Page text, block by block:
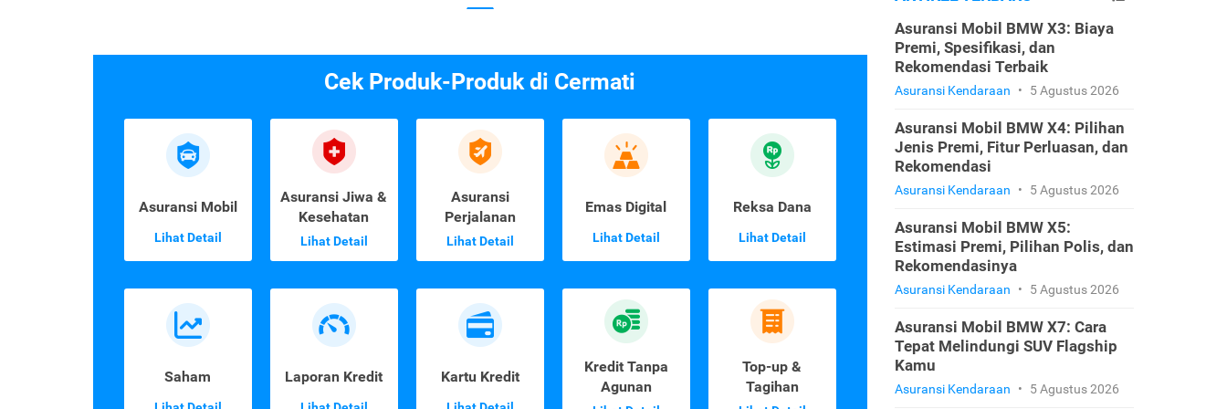
Cek Produk-Produk di Cermati
Asuransi Mobil
Lihat Detail
Asuransi Jiwa &
Kesehatan
Lihat Detail
Asuransi
Perjalanan
Lihat Detail
Emas Digital
Lihat Detail
Reksa Dana
Lihat Detail
Saham Laporan Kredit Kartu Kredit
Kredit Tanpa
Agunan
Top-up &
Tagihan
Asuransi Mobil BMW X3: Biaya
Premi, Spesifikasi, dan
Rekomendasi Terbaik
Asuransi Kendaraan • 5 Agustus 2026
Asuransi Mobil BMW X4: Pilihan
Jenis Premi, Fitur Perluasan, dan
Rekomendasi
Asuransi Kendaraan • 5 Agustus 2026
Asuransi Mobil BMW X5:
Estimasi Premi, Pilihan Polis, dan
Rekomendasinya
Asuransi Kendaraan • 5 Agustus 2026
Asuransi Mobil BMW X7: Cara
Tepat Melindungi SUV Flagship
Kamu
Asuransi Kendaraan • 5 Agustus 2026